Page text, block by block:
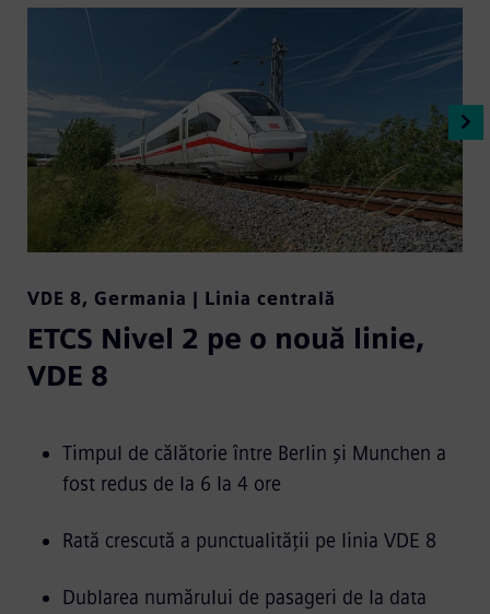
VDE 8, Germania | Linia centrală
ETCS Nivel 2 pe o nouă linie,
VDE 8
Timpul de călătorie între Berlin și Munchen a
fost redus de la 6 la 4 ore
Rată crescută a punctualității pe linia VDE 8
Dublarea numărului de pasageri de la data